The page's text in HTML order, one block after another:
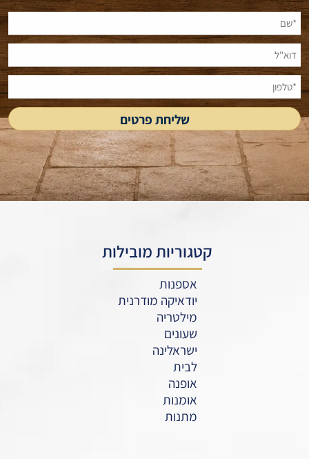
קטגוריות מובילות
אספנות
יודאיקה מודרנית
מילטריה
שעונים
ישראלינה
לבית
אופנה
אומנות
מתנות